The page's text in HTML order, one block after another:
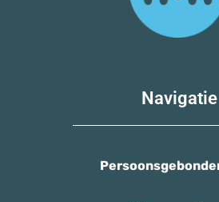
Navigatie